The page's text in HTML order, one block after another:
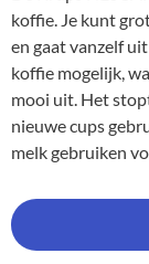
koffie. Je kunt
en gaat vanzelf
koffie mogelijk,
mooi uit. Het
nieuwe cups
melk gebruiken